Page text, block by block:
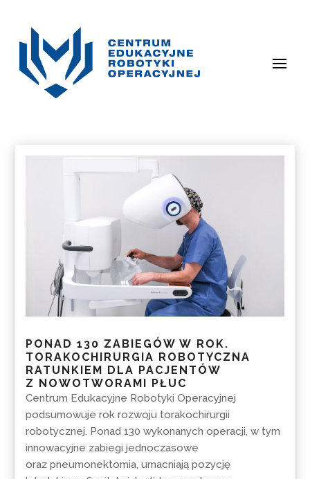
PONAD 130 ZABIEGÓW W ROK.
TORAKOCHIRURGIA ROBOTYCZNA
RATUNKIEM DLA PACJENTÓW
Z NOWOTWORAMI PŁUC
Centrum Edukacyjne Robotyki Operacyjnej
podsumowuje rok rozwoju torakochirurgii
robotycznej. Ponad 130 wykonanych operacji, w tym
innowacyjne zabiegi jednoczasowe
oraz pneumonektomia, umacniają pozycję